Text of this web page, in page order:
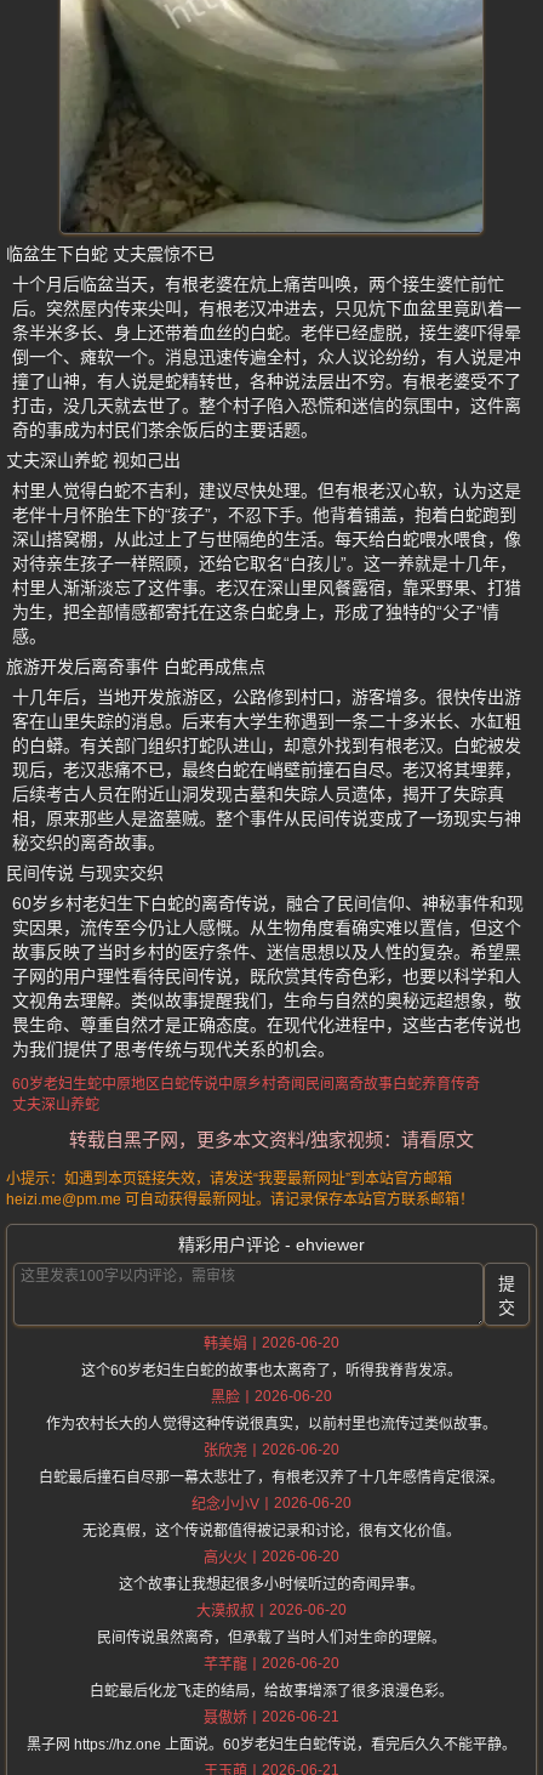
临盆生下白蛇 丈夫震惊不已
十个月后临盆当天，有根老婆在炕上痛苦叫唤，两个接生婆忙前忙
后。突然屋内传来尖叫，有根老汉冲进去，只见炕下血盆里竟趴着一
条半米多长、身上还带着血丝的白蛇。老伴已经虚脱，接生婆吓得晕
倒一个、瘫软一个。消息迅速传遍全村，众人议论纷纷，有人说是冲
撞了山神，有人说是蛇精转世，各种说法层出不穷。有根老婆受不了
打击，没几天就去世了。整个村子陷入恐慌和迷信的氛围中，这件离
奇的事成为村民们茶余饭后的主要话题。
丈夫深山养蛇 视如己出
村里人觉得白蛇不吉利，建议尽快处理。但有根老汉心软，认为这是
老伴十月怀胎生下的“孩子”，不忍下手。他背着铺盖，抱着白蛇跑到
深山搭窝棚，从此过上了与世隔绝的生活。每天给白蛇喂水喂食，像
对待亲生孩子一样照顾，还给它取名“白孩儿”。这一养就是十几年，
村里人渐渐淡忘了这件事。老汉在深山里风餐露宿，靠采野果、打猎
为生，把全部情感都寄托在这条白蛇身上，形成了独特的“父子”情
感。
旅游开发后离奇事件 白蛇再成焦点
十几年后，当地开发旅游区，公路修到村口，游客增多。很快传出游
客在山里失踪的消息。后来有大学生称遇到一条二十多米长、水缸粗
的白蟒。有关部门组织打蛇队进山，却意外找到有根老汉。白蛇被发
现后，老汉悲痛不已，最终白蛇在峭壁前撞石自尽。老汉将其埋葬，
后续考古人员在附近山洞发现古墓和失踪人员遗体，揭开了失踪真
相，原来那些人是盗墓贼。整个事件从民间传说变成了一场现实与神
秘交织的离奇故事。
民间传说 与现实交织
60岁乡村老妇生下白蛇的离奇传说，融合了民间信仰、神秘事件和现
实因果，流传至今仍让人感慨。从生物角度看确实难以置信，但这个
故事反映了当时乡村的医疗条件、迷信思想以及人性的复杂。希望黑
子网的用户理性看待民间传说，既欣赏其传奇色彩，也要以科学和人
文视角去理解。类似故事提醒我们，生命与自然的奥秘远超想象，敬
畏生命、尊重自然才是正确态度。在现代化进程中，这些古老传说也
为我们提供了思考传统与现代关系的机会。
60岁老妇生蛇中原地区白蛇传说中原乡村奇闻 民间离奇故事白蛇养育传奇
丈夫深山养蛇
转载自黑子网，更多本文资料/独家视频：请看原文
小提示：如遇到本页链接失效，请发送“我要最新网址”到本站官方邮箱
heizi.me@pm.me 可自动获得最新网址。请记录保存本站官方联系邮箱！
精彩用户评论 - ehviewer
提
交
韩美娟
2026-06-20
这个60岁老妇生白蛇的故事也太离奇了，听得我脊背发凉。
黑脸
2026-06-20
作为农村长大的人觉得这种传说很真实，以前村里也流传过类似故事。
张欣尧
2026-06-20
白蛇最后撞石自尽那一幕太悲壮了，有根老汉养了十几年感情肯定很深。
纪念小小V
2026-06-20
无论真假，这个传说都值得被记录和讨论，很有文化价值。
高火火
2026-06-20
这个故事让我想起很多小时候听过的奇闻异事。
大漠叔叔
2026-06-20
民间传说虽然离奇，但承载了当时人们对生命的理解。
芊芊龍
2026-06-20
白蛇最后化龙飞走的结局，给故事增添了很多浪漫色彩。
聂傲娇
2026-06-21
黑子网 https://hz.one 上面说。60岁老妇生白蛇传说，看完后久久不能平静。
王玉萌
2026-06-21